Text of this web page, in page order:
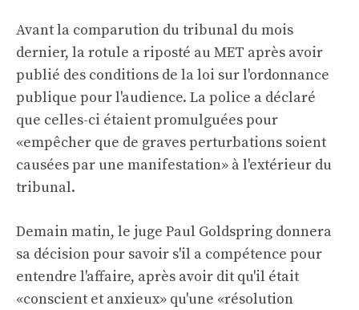
Avant la comparution du tribunal du mois
dernier, la rotule a riposté au MET après avoir
publié des conditions de la loi sur l'ordonnance
publique pour l'audience. La police a déclaré
que celles-ci étaient promulguées pour
«empêcher que de graves perturbations soient
causées par une manifestation» à l'extérieur du
tribunal.
Demain matin, le juge Paul Goldspring donnera
sa décision pour savoir s'il a compétence pour
entendre l'affaire, après avoir dit qu'il était
«conscient et anxieux» qu'une «résolution